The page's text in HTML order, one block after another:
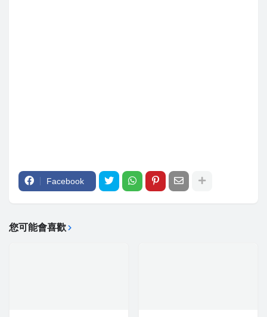
Facebook
您可能會喜歡